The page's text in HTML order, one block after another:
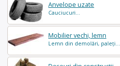
Anvelope uzate
Cauciucuri...
Mobilier vechi, lemn
Lemn din demolări, paleți...